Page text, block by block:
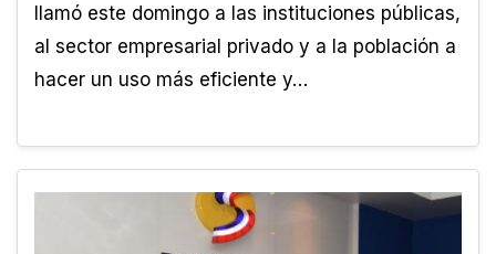
llamó este domingo a las instituciones públicas,
al sector empresarial privado y a la población a
hacer un uso más eficiente y…